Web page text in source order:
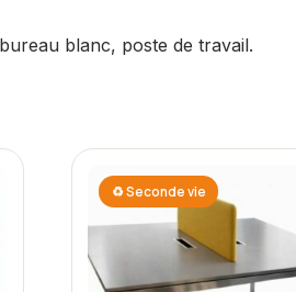
blanc, poste de travail.
♻ Seconde vie